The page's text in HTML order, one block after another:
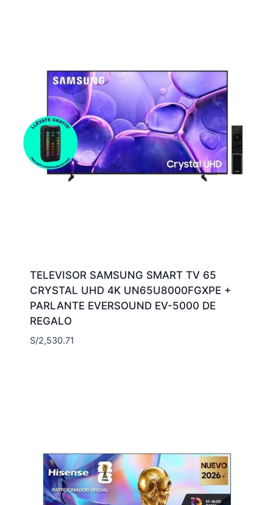
TELEVISOR SAMSUNG SMART TV 65
CRYSTAL UHD 4K UN65U8000FGXPE +
PARLANTE EVERSOUND EV-5000 DE
REGALO
S/2,530.71